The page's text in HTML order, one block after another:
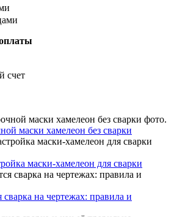
счет
маски хамелеон без сварки
маски-хамелеон для сварки
сварка на чертежах: правила и